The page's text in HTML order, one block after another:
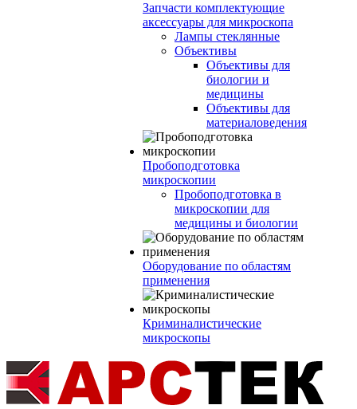
Запчасти комплектующие
аксессуары для микроскопа
Лампы стеклянные
Объективы
Объективы для
биологии и
медицины
Объективы для
материаловедения
Пробоподготовка
микроскопии
Пробоподготовка в
микроскопии для
медицины и биологии
Оборудование по областям
применения
Криминалистические
микроскопы